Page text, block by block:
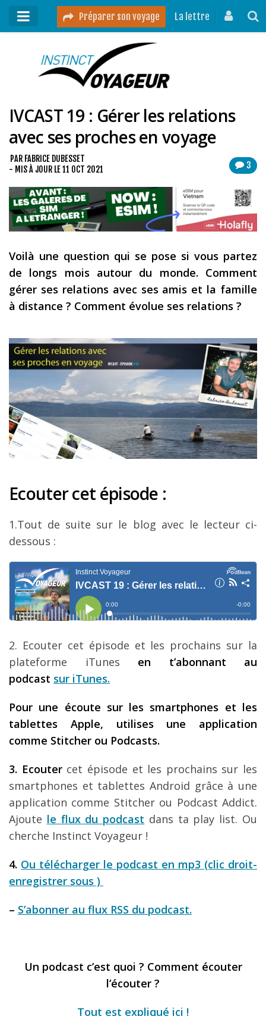
Préparer son voyage La lettre
Mon podcast
Destinations
Mes ressources pour voyager
Guides voyages
Contact
Mon journal de bord sur Instagram
Blog voyage
Podcast
Destinations
LA LETTRE
Outils pour voyageur
Sites utiles
Réserver un vol !
Assurance voyage !
voyage !
Mes guides voyage
L’auteur
IVCAST 19 : Gérer les relations
avec ses proches en voyage
3
PAR FABRICE DUBESSET
- MIS À JOUR LE11 OCT 2021
Voilà une question qui se pose si vous partez
de longs mois autour du monde. Comment
gérer ses relations avec ses amis et la famille
à distance ? Comment évolue ses relations ?
Ecouter cet épisode :
1.Tout de suite sur le blog avec le lecteur ci-
dessous :
2. Ecouter cet épisode et les prochains sur la
plateforme iTunes en t’abonnant au
podcast sur iTunes.
Pour une écoute sur les smartphones et les
tablettes Apple, utilises une application
comme Stitcher ou Podcasts.
3. Ecouter cet épisode et les prochains sur les
smartphones et tablettes Android grâce à une
application comme Stitcher ou Podcast Addict.
Ajoute le flux du podcast dans ta play list. Ou
cherche Instinct Voyageur !
4. Ou télécharger le podcast en mp3 (clic droit-
enregistrer sous )
– S’abonner au flux RSS du podcast.
Un podcast c’est quoi ? Comment écouter
l’écouter ?
Tout est expliqué ici !